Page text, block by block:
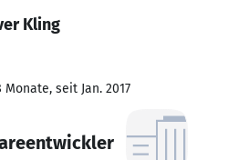
Kling
Monate, seit Jan. 2017